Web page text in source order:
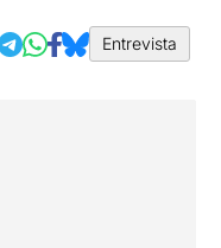
Entrevista